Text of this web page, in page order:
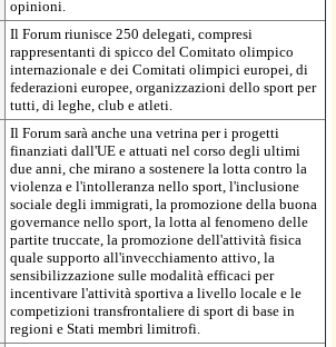
opinioni.
Il Forum riunisce 250 delegati, compresi
rappresentanti di spicco del Comitato olimpico
internazionale e dei Comitati olimpici europei, di
federazioni europee, organizzazioni dello sport per
tutti, di leghe, club e atleti.
Il Forum sarà anche una vetrina per i progetti
finanziati dall'UE e attuati nel corso degli ultimi
due anni, che mirano a sostenere la lotta contro la
violenza e l'intolleranza nello sport, l'inclusione
sociale degli immigrati, la promozione della buona
governance nello sport, la lotta al fenomeno delle
partite truccate, la promozione dell'attività fisica
quale supporto all'invecchiamento attivo, la
sensibilizzazione sulle modalità efficaci per
incentivare l'attività sportiva a livello locale e le
competizioni transfrontaliere di sport di base in
regioni e Stati membri limitrofi.